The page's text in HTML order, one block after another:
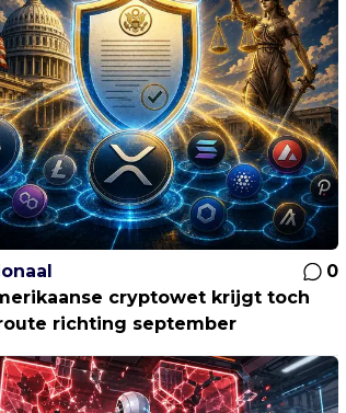
0
cryptowet krijgt toch
richting september